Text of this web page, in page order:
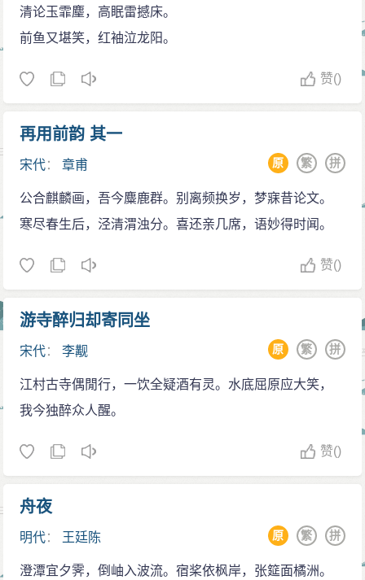
清论玉霏麈，高眠雷撼床。
前鱼又堪笑，红袖泣龙阳。
赞()
再用前韵 其一
宋代：章甫 拼
繁
原
公合麒麟画，吾今麋鹿群。别离频换岁，梦寐昔论文。
寒尽春生后，泾清渭浊分。喜还亲几席，语妙得时闻。
赞()
游寺醉归却寄同坐
宋代：李觏 拼
繁
原
江村古寺偶閒行，一饮全疑酒有灵。水底屈原应大笑，
我今独醉众人醒。
赞()
舟夜
明代： 王廷陈 拼
繁
原
澄潭宜夕霁，倒岫入波流。宿桨依枫岸，张筵面橘洲。